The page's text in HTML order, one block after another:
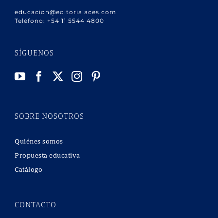
educacion@editorialaces.com
Teléfono: +54 11 5544 4800
SÍGUENOS
SOBRE NOSOTROS
Quiénes somos
Propuesta educativa
Catálogo
CONTACTO